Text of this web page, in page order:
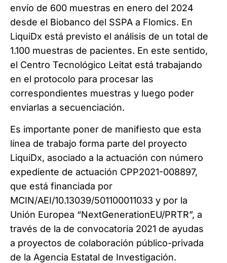
envío de 600 muestras en enero del 2024
desde el Biobanco del SSPA a Flomics. En
LiquiDx está previsto el análisis de un total de
1.100 muestras de pacientes. En este sentido,
el Centro Tecnológico Leitat está trabajando
en el protocolo para procesar las
correspondientes muestras y luego poder
enviarlas a secuenciación.
Es importante poner de manifiesto que esta
línea de trabajo forma parte del proyecto
LiquiDx, asociado a la actuación con número
expediente de actuación CPP2021-008897,
que está financiada por
MCIN/AEI/10.13039/501100011033 y por la
Unión Europea “NextGenerationEU/PRTR”, a
través de la de convocatoria 2021 de ayudas
a proyectos de colaboración público-privada
de la Agencia Estatal de Investigación.